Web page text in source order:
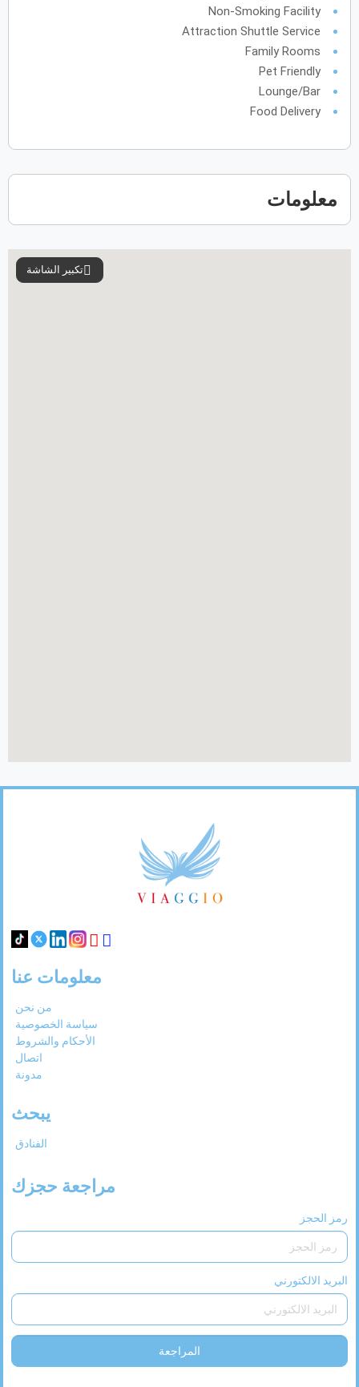
Non-Smoking Facility
Attraction Shuttle Service
Family Rooms
Pet Friendly
Lounge/Bar
Food Delivery
معلومات
تكبير الشاشة
معلومات عنا
من نحن
سياسة الخصوصية
الأحكام والشروط
اتصال
مدونة
يبحث
الفنادق
مراجعة حجزك
رمز الحجز
البريد الالكتورني
المراجعة